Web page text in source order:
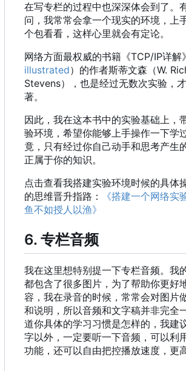
在写专栏的过程中也深深体会到了。
问，我常常会拿一个现实的环境，上
个包看看，这样心里就会有定论。
网络方面最权威的书籍《TCP/IP详解》
illustrated） 的作者斯蒂文森 （W.
Stevens） ， 也是经过无数次实验 ，
著。
因此，我在这本书中的实验基础上，
验环境，希望你能够上手操作一下学
竟，只有经过你自己动手和思考产生
正属于你的知识。
点击查看我搭建实验环境时候的具体
的思维晋升指路：
《搭建一个网络实
鱼不如授人以渔》
6. 专栏音频
我在这里想特别提一下专栏音频。我
都包含了很多图片，为了帮助你更好
容，我在录音的时候，常常会对图片
和说明，所以音频和文字稿并非完全
道你具体的学习习惯是怎样的，我建
字以外，一定要听一下音频，可以利
功能，还可以自由把控播放速度，更